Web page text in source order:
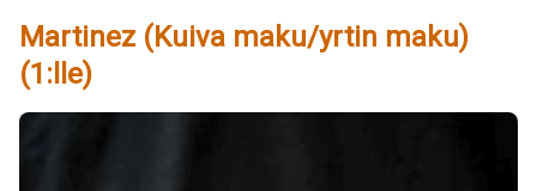
Martinez (Kuiva maku/yrtin maku)
(1:lle)